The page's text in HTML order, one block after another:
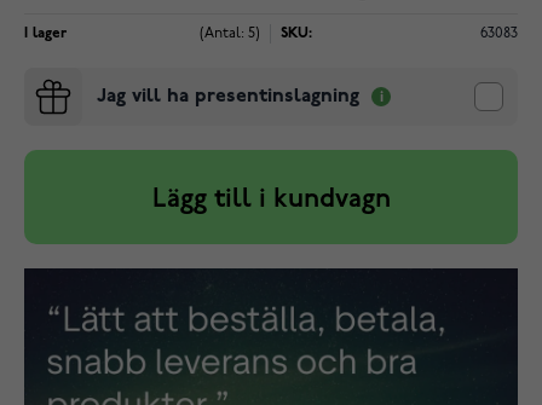
I lager (Antal: 5) SKU: 63083
Jag vill ha presentinslagning
Lägg till i kundvagn